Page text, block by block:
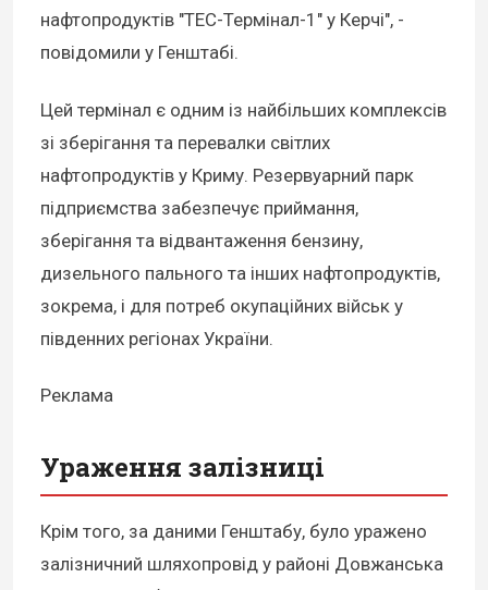
нафтопродуктів "ТЕС-Термінал-1" у Керчі", -
повідомили у Генштабі.
Цей термінал є одним із найбільших комплексів
зі зберігання та перевалки світлих
нафтопродуктів у Криму. Резервуарний парк
підприємства забезпечує приймання,
зберігання та відвантаження бензину,
дизельного пального та інших нафтопродуктів,
зокрема, і для потреб окупаційних військ у
південних регіонах України.
Реклама
Ураження залізниці
Крім того, за даними Генштабу, було уражено
залізничний шляхопровід у районі Довжанська